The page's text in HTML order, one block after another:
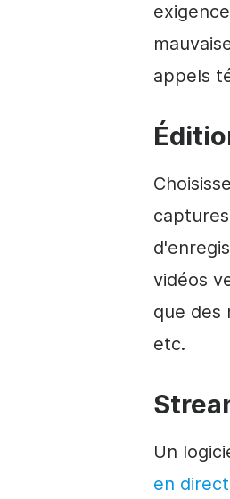
appels
vidéos
que des
etc.
Un
en direct